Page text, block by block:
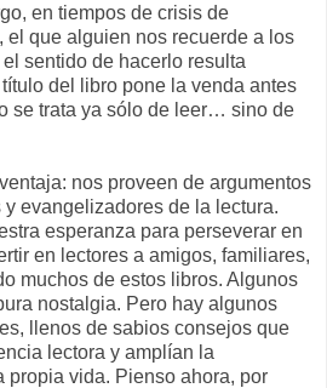
en tiempos de crisis de
el que alguien nos recuerde a los
sentido de hacerlo resulta
del libro pone la venda antes
se trata ya sólo de leer… sino de
nos proveen de argumentos
evangelizadores de la lectura.
esperanza para perseverar en
en lectores a amigos, familiares,
muchos de estos libros. Algunos
nostalgia. Pero hay algunos
llenos de sabios consejos que
lectora y amplían la
propia vida. Pienso ahora, por